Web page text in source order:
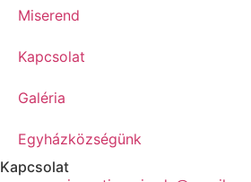
Miserend
Kapcsolat
Galéria
Egyházközségünk
Kapcsolat